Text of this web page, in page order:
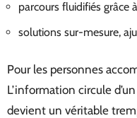
parcours fluidifiés grâce
solutions sur-mesure,
Pour les personnes
L’information circule
devient un véritable